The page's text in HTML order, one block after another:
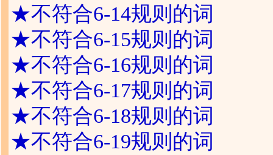
★不符合6-14规则的词
★不符合6-15规则的词
★不符合6-16规则的词
★不符合6-17规则的词
★不符合6-18规则的词
★不符合6-19规则的词